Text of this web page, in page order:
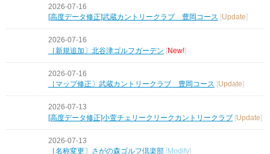
2026-07-16
[高度データ修正]武蔵カントリークラブ 豊岡コース
Update
2026-07-16
［新規追加〕北谷津ゴルフガーデン [New!]
2026-07-16
［マップ修正〕武蔵カントリークラブ 豊岡コース
Update
2026-07-13
[高度データ修正]小萱チェリークリークカントリークラブ [Update]
2026-07-13
［名称変更〕さがの森ゴルフ倶楽部
Modify